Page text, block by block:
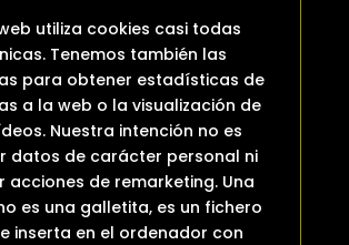
utiliza cookies casi todas
Tenemos también las
para obtener estadísticas de
a la web o la visualización de
Nuestra intención no es
datos de carácter personal ni
acciones de remarketing. Una
es una galletita, es un fichero
inserta en el ordenador con